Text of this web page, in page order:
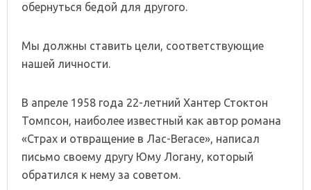
обернуться бедой для другого.
Мы должны ставить цели, соответствующие
нашей личности.
В апреле 1958 года 22-летний Хантер Стоктон
Томпсон, наиболее известный как автор романа
«Страх и отвращение в Лас-Вегасе», написал
письмо своему другу Юму Логану, который
обратился к нему за советом.